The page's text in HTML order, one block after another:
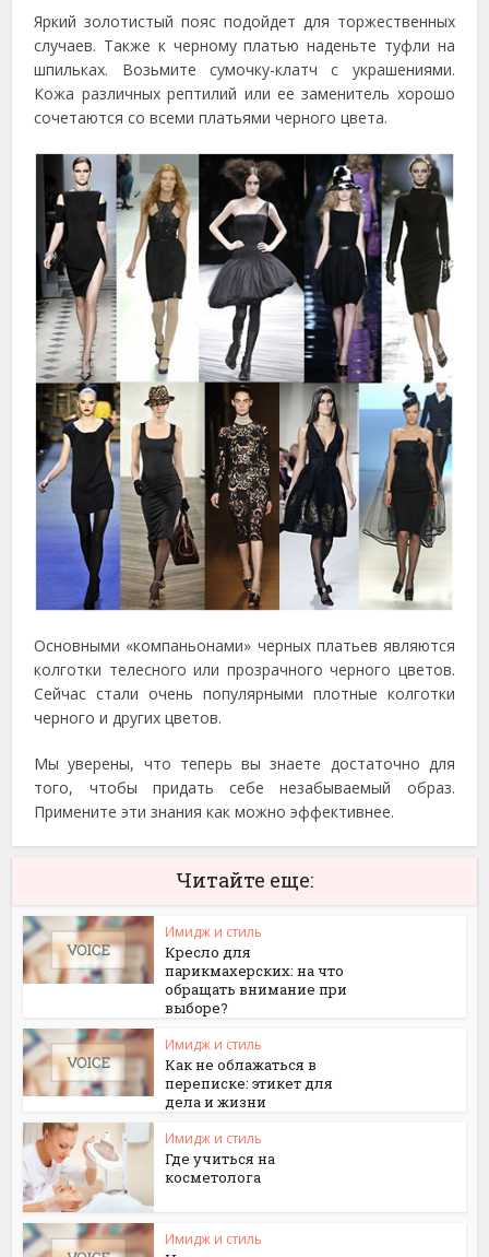
Яркий золотистый пояс подойдет для торжественных
случаев. Также к черному платью наденьте туфли на
шпильках. Возьмите сумочку-клатч с украшениями.
Кожа различных рептилий или ее заменитель хорошо
сочетаются со всеми платьями черного цвета.
Основными «компаньонами» черных платьев являются
колготки телесного или прозрачного черного цветов.
Сейчас стали очень популярными плотные колготки
черного и других цветов.
Мы уверены, что теперь вы знаете достаточно для
того, чтобы придать себе незабываемый образ.
Примените эти знания как можно эффективнее.
Читайте еще:
Имидж и стиль
Кресло для
парикмахерских: на что
обращать внимание при
выборе?
Имидж и стиль
Как не облажаться в
переписке: этикет для
дела и жизни
Имидж и стиль
Где учиться на
косметолога
Имидж и стиль